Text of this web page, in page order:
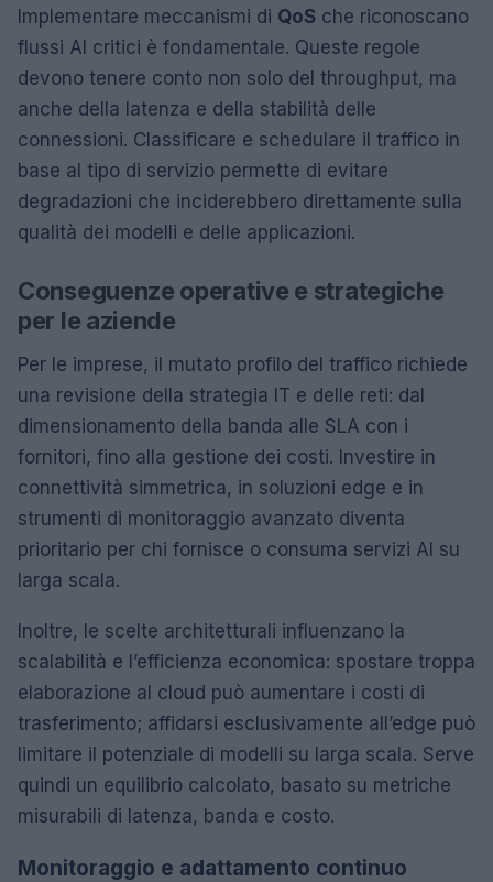
Implementare meccanismi di QoS che riconoscano
flussi AI critici è fondamentale. Queste regole
devono tenere conto non solo del throughput, ma
anche della latenza e della stabilità delle
connessioni. Classificare e schedulare il traffico in
base al tipo di servizio permette di evitare
degradazioni che inciderebbero direttamente sulla
qualità dei modelli e delle applicazioni.
Conseguenze operative e strategiche
per le aziende
Per le imprese, il mutato profilo del traffico richiede
una revisione della strategia IT e delle reti: dal
dimensionamento della banda alle SLA con i
fornitori, fino alla gestione dei costi. Investire in
connettività simmetrica, in soluzioni edge e in
strumenti di monitoraggio avanzato diventa
prioritario per chi fornisce o consuma servizi AI su
larga scala.
Inoltre, le scelte architetturali influenzano la
scalabilità e l’efficienza economica: spostare troppa
elaborazione al cloud può aumentare i costi di
trasferimento; affidarsi esclusivamente all’edge può
limitare il potenziale di modelli su larga scala. Serve
quindi un equilibrio calcolato, basato su metriche
misurabili di latenza, banda e costo.
Monitoraggio e adattamento continuo